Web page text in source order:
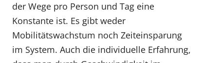
der Wege pro Person und Tag eine
Konstante ist. Es gibt weder
Mobilitätswachstum noch Zeiteinsparung
im System. Auch die individuelle Erfahrung,